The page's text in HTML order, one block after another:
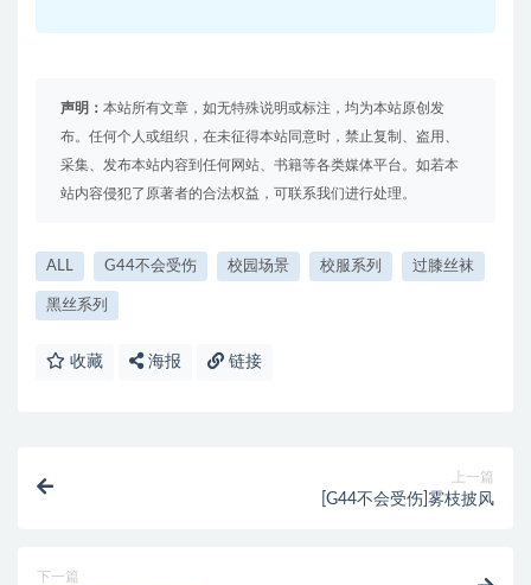
声明： 本站所有文章，如无特殊说明或标注，均为本站原创发
布。任何个人或组织，在未征得本站同意时，禁止复制、盗用、
采集、发布本站内容到任何网站、书籍等各类媒体平台。如若本
站内容侵犯了原著者的合法权益，可联系我们进行处理。
ALL G44不会受伤 校园场景 校服系列 过膝丝袜
黑丝系列
收藏 海报 链接
上一篇
[G44不会受伤]雾枝披风
下一篇